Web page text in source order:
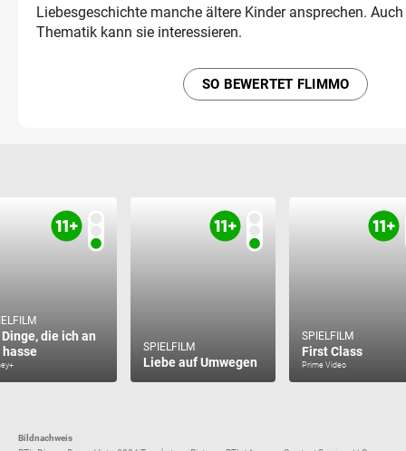
Liebesgeschichte manche ältere Kinder ansprechen.
Thematik kann sie interessieren.
SO BEWERTET FLIMMO
die ich an
hasse
SPIELFILM
Liebe auf Umwegen
SPIELFILM
First Class
Prime Video
Bildnachweis